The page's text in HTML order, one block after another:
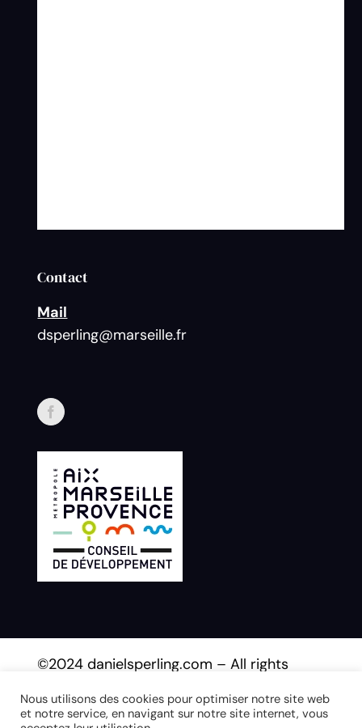
Contact
Mail
dsperling@marseille.fr
©2024 danielsperling.com – All rights
Nous utilisons des cookies pour optimiser notre site web
et notre service, en navigant sur notre site internet, vous